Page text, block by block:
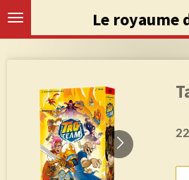
Passer
Le royaume